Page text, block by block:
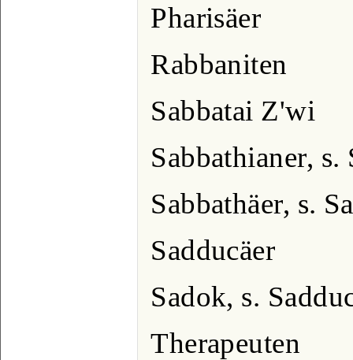
Pharisäer
Rabbaniten
Sabbatai Z'wi
Sabbathianer,
Sabbathäer, s.
Sadducäer
Sadok, s.
Therapeuten